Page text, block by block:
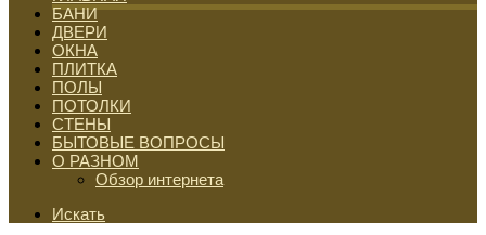
БАНИ
ДВЕРИ
ОКНА
ПЛИТКА
ПОЛЫ
ПОТОЛКИ
СТЕНЫ
БЫТОВЫЕ ВОПРОСЫ
О РАЗНОМ
Обзор интернета
Искать